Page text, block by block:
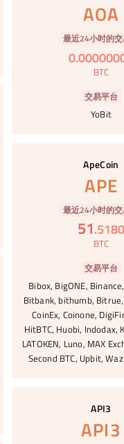
AOA
最近24小时的
0.
BTC
交易平台
YoBit
ApeCoin
APE
最近24小时的
51.5180
BTC
交易平台
Bibox, BigONE,
Bitbank, bithumb, Bitrue,
CoinEx, Coinone,
HitBTC, Huobi, Indodax,
LATOKEN, Luno, MAX
Second BTC, Upbit,
API3
API3